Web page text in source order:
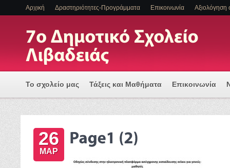
Αρχική Δραστηριότητες-Προγράμματα Επικοινωνία Αξιολόγηση
Το σχολείο μας Τάξεις και Μαθήματα Επικοινωνία
Πρόγραμμα Εισαγωγής Η/Υ για μια Ψηφιακά
ΕΝΤΑΞΗ ΜΑΘΗΤΩΝ ΜΕ ΑΝΑΠΗΡΙΑ Η/ΚΑΙ ΕΙΔΙΚΕΣ
26
ΜΑΡ